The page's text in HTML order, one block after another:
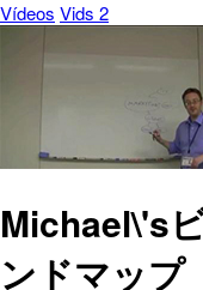
Vídeos Vids 2
Michael\'s
ンドマップ